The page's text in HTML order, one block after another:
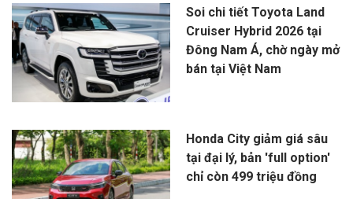
Soi chi tiết Toyota Land
Cruiser Hybrid 2026 tại
Đông Nam Á, chờ ngày mở
bán tại Việt Nam
Honda City giảm giá sâu
tại đại lý, bản 'full option'
chỉ còn 499 triệu đồng